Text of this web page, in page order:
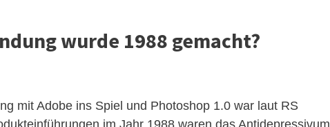
wurde 1988 gemacht?
mit Adobe ins Spiel und Photoshop 1.0 war laut RS
im Jahr 1988 waren das Antidepressivum